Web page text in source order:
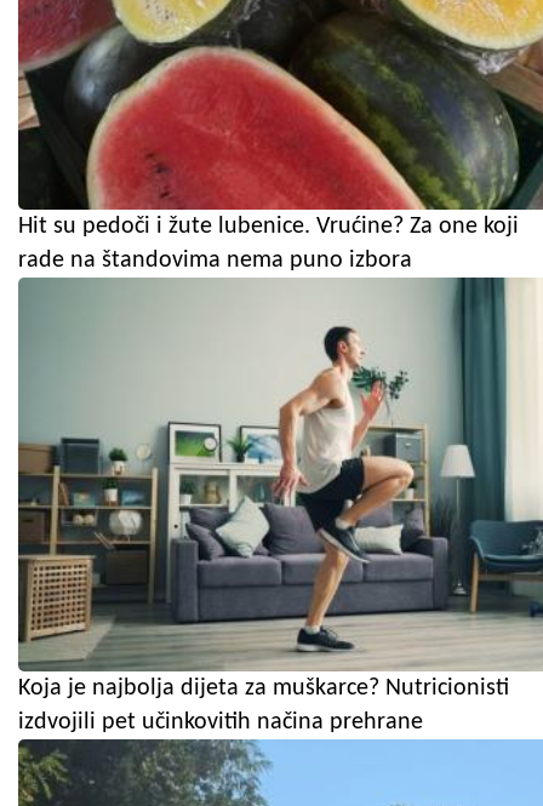
Hit su pedoči i žute lubenice. Vrućine? Za one koji
rade na štandovima nema puno izbora
Koja je najbolja dijeta za muškarce? Nutricionisti
izdvojili pet učinkovitih načina prehrane